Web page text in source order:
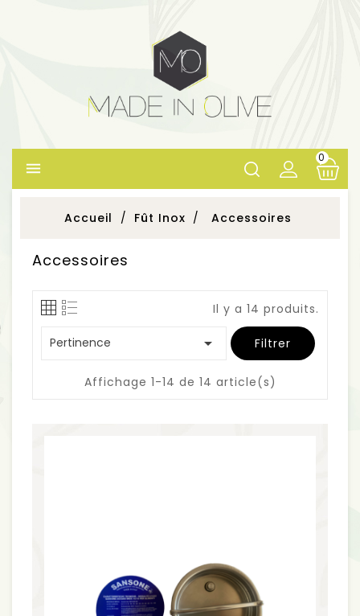
0

Accueil Fût Inox Accessoires
Accessoires
Il y a 14 produits.
Pertinence  Filtrer
Affichage 1-14 de 14 article(s)